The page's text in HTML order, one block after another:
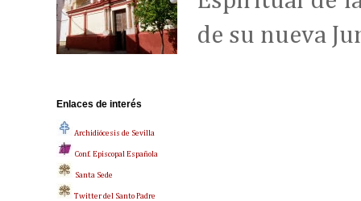
de su nueva
Enlaces de interés
Archidiócesis de Sevilla
Conf. Episcopal Española
Santa Sede
Twitter del Santo Padre